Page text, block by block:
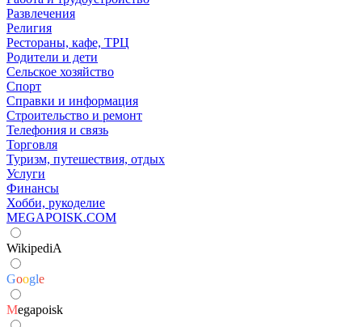
Развлечения
Религия
Рестораны, кафе, ТРЦ
Родители и дети
Сельское хозяйство
Спорт
Справки и информация
Строительство и ремонт
Телефония и связь
Торговля
Туризм, путешествия, отдых
Услуги
Финансы
Хобби, рукоделие
MEGAPOISK.COM
WikipediA
Google
Megapoisk